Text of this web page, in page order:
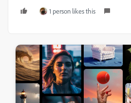
1 person likes this